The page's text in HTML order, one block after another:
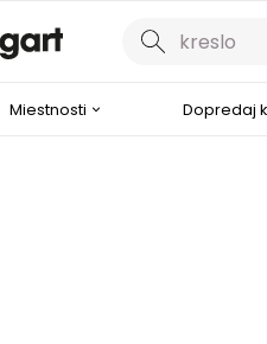
Miestnosti Dopredaj